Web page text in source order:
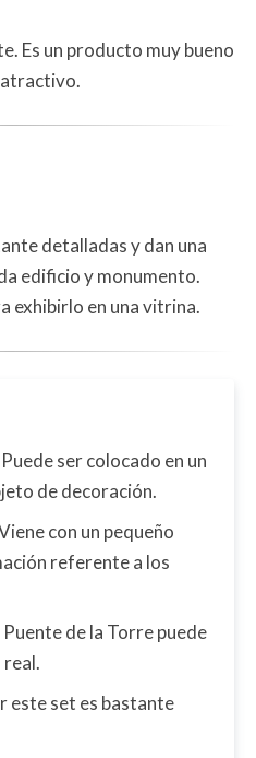
Es un producto muy bueno
detalladas y dan una
edificio y monumento.
exhibirlo en una vitrina.
ser colocado en un
de decoración.
con un pequeño
referente a los
de la Torre puede
real.
este set es bastante